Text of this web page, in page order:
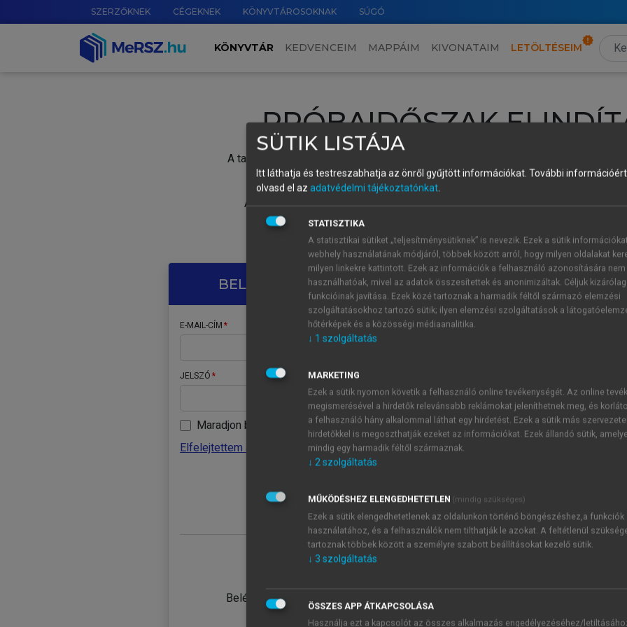
SZERZŐKNEK CÉGEKNEK KÖNYVTÁROSOKNAK SÚGÓ
KÖNYVTÁR KEDVENCEIM MAPPÁIM KIVONATAIM LETÖLTÉSEIM
PRÓBAIDŐSZAK
A tartalom megtekintéséhez lépj be a saját fiókoddal, iskolai azonosítóddal vagy
Új felhasználóként1 óra díjmentes hozzáférésrevagy
A próbaidőszak elindításához,
vagy hozz
A regisztráció után a
BELÉPÉS SAJÁT FIÓKKAL
E-MAIL-CÍM
JELSZÓ
Maradjon belépve
Elfelejtettem a jelszavamat
Belépés intézményi azonosítóval
ÚJ FIÓK
1 óra
JELSZÓ
Kérek értesítést a MeRSZ
Kérek értesítést az
SÜTIK LISTÁJA
Itt láthatja és testreszabhatja az önről gyűjtött információkat. További
olvasd el az adatvédelmi tájékoztatónkat.
STATISZTIKA
A statisztikai sütiket „teljesítménysütiknek” is nevezik. Ezek a sütik
webhely használatának módjáról, többek között arról, hogy milyen oldalakat
milyen linkekre kattintott. Ezek az információk a felhasználó azonosítására nem
használhatóak, mivel az adatok összesítettek és anonimizáltak. Céljuk
funkcióinak javítása. Ezek közé tartoznak a harmadik féltől származó elemzési
szolgáltatásokhoz tartozó sütik; ilyen elemzési szolgáltatások a
hőtérképek és a közösségi médiaanalitika.
↓ 1 szolgáltatás
MARKETING
Ezek a sütik nyomon követik a felhasználó online tevékenységét. Az online
megismerésével a hirdetők relevánsabb reklámokat jeleníthetnek meg, és
a felhasználó hány alkalommal láthat egy hirdetést. Ezek a sütik más
hirdetőkkel is megoszthatják ezeket az információkat. Ezek állandó sütik,
mindig egy harmadik féltől származnak.
↓ 2szolgáltatás
MŰKÖDÉSHEZ ELENGEDHETETLEN (mindig szükséges)
Ezek a sütik elengedhetetlenek az oldalunkon történő böngészéshez,a funkciók
használatához, és a felhasználók nem tilthatják le azokat. A feltétlenül
tartoznak többek között a személyre szabott beállításokat kezelő sütik.
↓ 3 szolgáltatás
ÖSSZES APP ÁTKAPCSOLÁSA
Használja ezt a kapcsolót az összes alkalmazás engedélyezéséhez/